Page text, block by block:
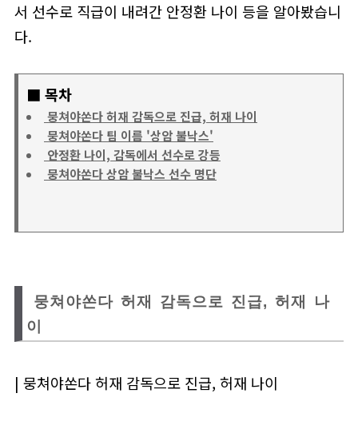
서 선수로 직급이 내려간 안정환 나이 등을 알아봤습니
다.
■ 목차
뭉쳐야쏜다 허재 감독으로 진급, 허재 나이
뭉쳐야쏜다 팀 이름 '상암 불낙스'
안정환 나이, 감독에서 선수로 강등
뭉쳐야쏜다 상암 불낙스 선수 명단
뭉쳐야쏜다 허재 감독으로 진급, 허재 나
이
| 뭉쳐야쏜다 허재 감독으로 진급, 허재 나이